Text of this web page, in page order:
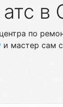
в
по
и мастер сам